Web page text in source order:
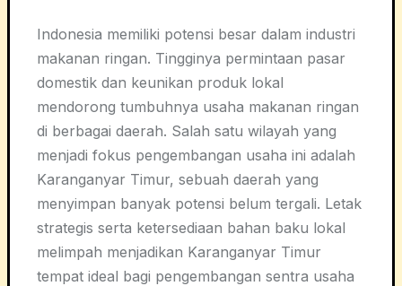
Indonesia memiliki potensi besar dalam industri
makanan ringan. Tingginya permintaan pasar
domestik dan keunikan produk lokal
mendorong tumbuhnya usaha makanan ringan
di berbagai daerah. Salah satu wilayah yang
menjadi fokus pengembangan usaha ini adalah
Karanganyar Timur, sebuah daerah yang
menyimpan banyak potensi belum tergali. Letak
strategis serta ketersediaan bahan baku lokal
melimpah menjadikan Karanganyar Timur
tempat ideal bagi pengembangan sentra usaha